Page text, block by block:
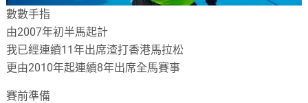
數數手指
由2007年初半馬起計
我已經連續11年出席渣打香港馬拉松
更由2010年起連續8年出席全馬賽事
賽前準備